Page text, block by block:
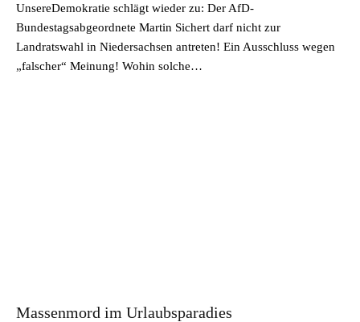
UnsereDemokratie schlägt wieder zu: Der AfD-
Bundestagsabgeordnete Martin Sichert darf nicht zur
Landratswahl in Niedersachsen antreten! Ein Ausschluss wegen
„falscher“ Meinung! Wohin solche…
Massenmord im Urlaubsparadies